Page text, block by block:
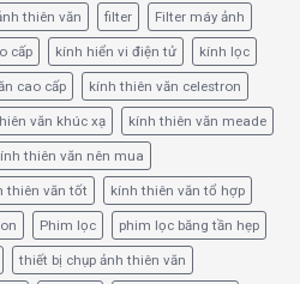
thiên văn filter Filter máy ảnh
cấp kính hiển vi điện tử kính lọc
cao cấp kính thiên văn celestron
văn khúc xạ kính thiên văn meade
thiên văn nên mua
thiên văn tốt kính thiên văn tổ hợp
Phim lọc phim lọc băng tần hẹp
thiết bị chụp ảnh thiên văn